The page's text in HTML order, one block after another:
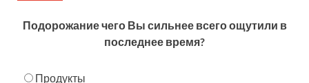
Подорожание чего Вы сильнее всего ощутили в
последнее время?
Продукты